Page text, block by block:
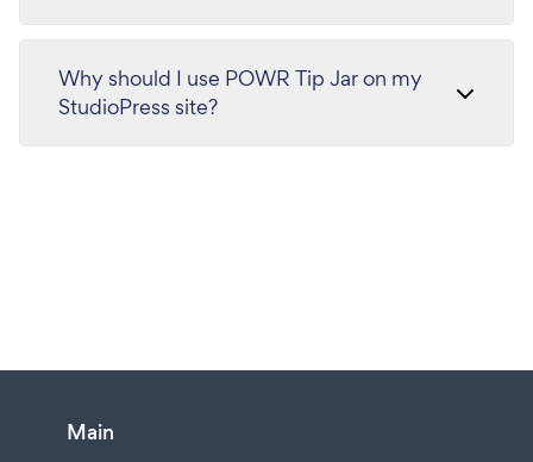
Why should I use POWR Tip Jar on my
StudioPress site?
Main